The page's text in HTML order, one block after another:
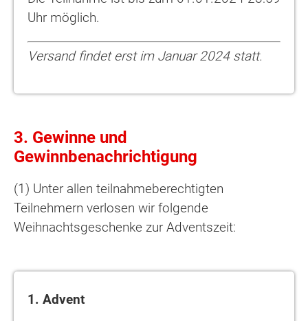
Uhr möglich.
Versand findet erst im Januar 2024 statt.
3. Gewinne und
Gewinnbenachrichtigung
(1) Unter allen teilnahmeberechtigten
Teilnehmern verlosen wir folgende
Weihnachtsgeschenke zur Adventszeit:
1. Advent